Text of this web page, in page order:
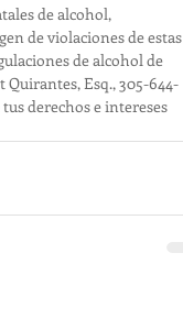
de alcohol,
de violaciones de estas
de alcohol de
Esq., 305-644-
derechos e intereses